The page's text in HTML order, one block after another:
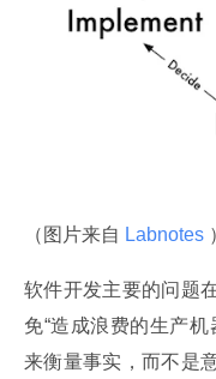
（图片来自 Labnotes
软件开发主要的问题
免“造成浪费的生产
来衡量事实，而不是